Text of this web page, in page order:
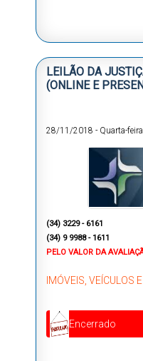
LEILÃO DA
(ONLINE E
28/11/2018 - Quarta-feira
(34) 3229 - 6161
(34) 9 9988 - 1611
PELO VALOR DA
IMÓVEIS, VEÍCULOS
Encerrado